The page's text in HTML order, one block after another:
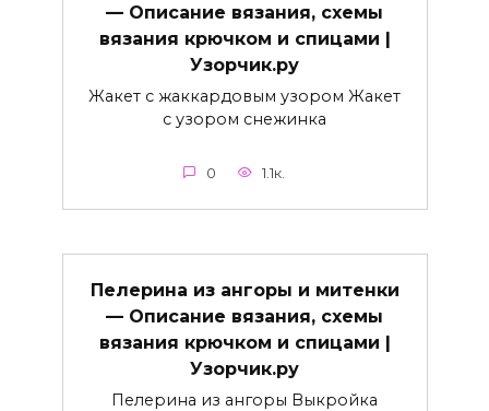
— Описание вязания, схемы
вязания крючком и спицами |
Узорчик.ру
Жакет с жаккардовым узором Жакет
с узором снежинка
0 1.1к.
Пелерина из ангоры и митенки
— Описание вязания, схемы
вязания крючком и спицами |
Узорчик.ру
Пелерина из ангоры Выкройка